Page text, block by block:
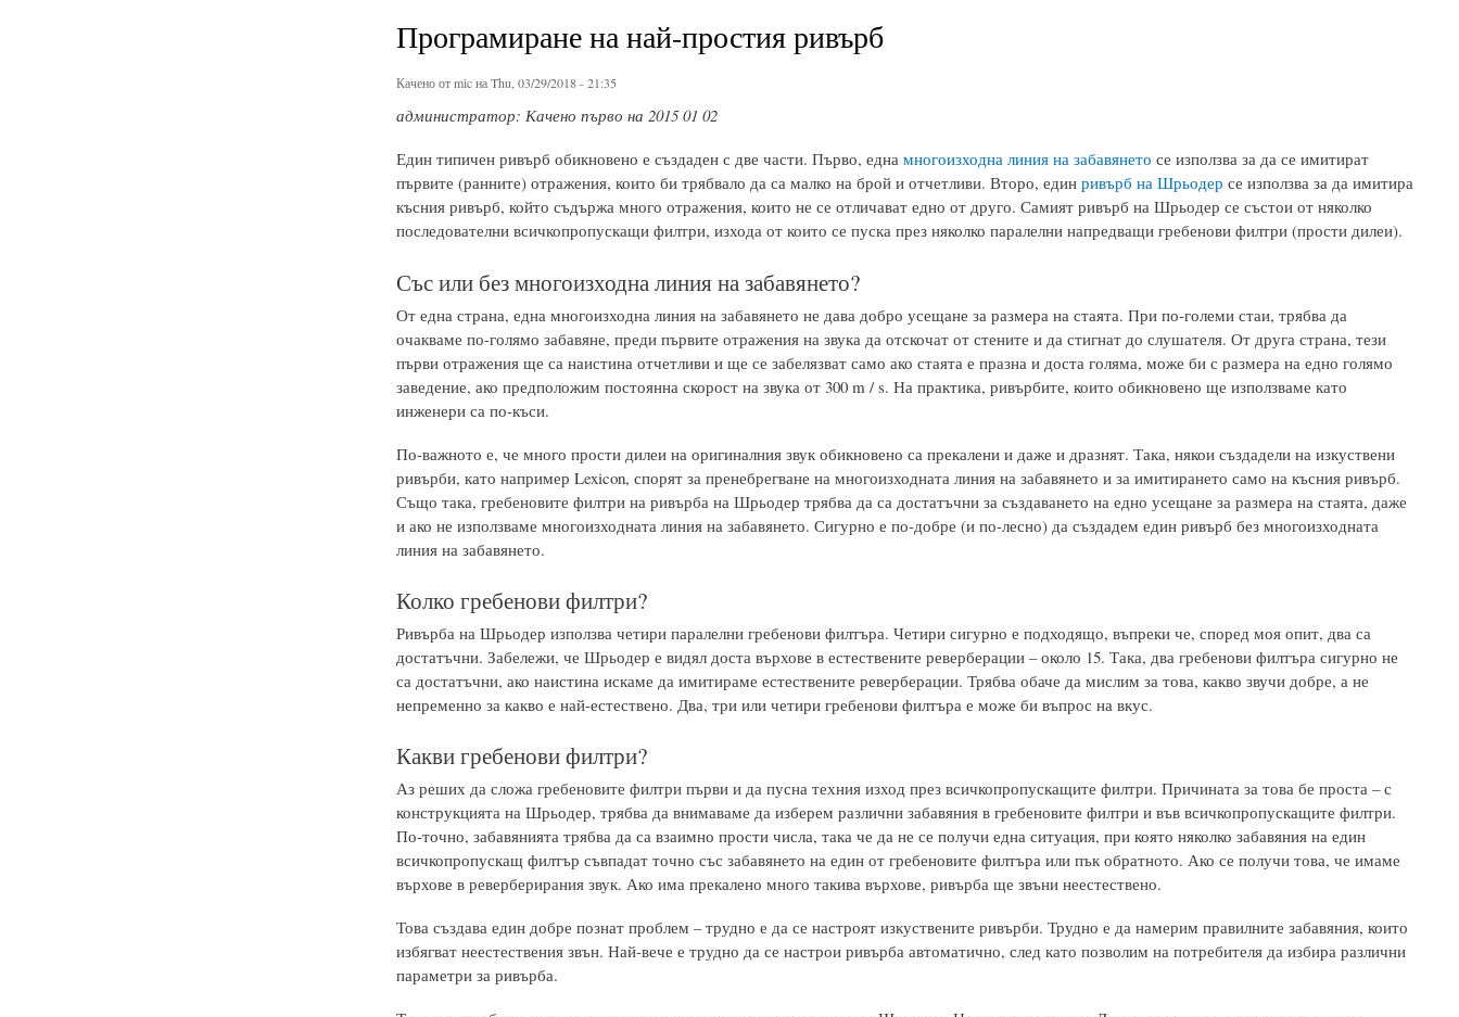
Програмиране на най-простия ривърб
Качено отmicна Thu, 03/29/2018 - 21:35
администратор: Качено първо на 2015 01 02
Един типичен ривърб обикновено е създаден с две части. Първо, една многоизходна линия на забавянето се използва за да се имитират
първите (ранните) отражения, които би трябвало да са малко на брой и отчетливи. Второ, един ривърб на Шрьодер се използва за да имитира
късния ривърб, който съдържа много отражения, които не се отличават едно от друго. Самият ривърб на Шрьодер се състои от няколко
последователни всичкопропускащи филтри, изхода от които се пуска през няколко паралелни напредващи гребенови филтри (прости дилеи).
Със или без многоизходна линия на забавянето?
От една страна, една многоизходна линия на забавянето не дава добро усещане за размера на стаята. При по-големи стаи, трябва да
очакваме по-голямо забавяне, преди първите отражения на звука да отскочат от стените и да стигнат до слушателя. От друга страна, тези
първи отражения ще са наистина отчетливи и ще се забелязват само ако стаята е празна и доста голяма, може би с размера на едно голямо
заведение, ако предположим постоянна скорост на звука от 300 m / s. На практика, ривърбите, които обикновено ще използваме като
инженери са по-къси.
По-важното е, че много прости дилеи на оригиналния звук обикновено са прекалени и даже и дразнят. Така, някои създадели на изкуствени
ривърби, като например Lexicon, спорят за пренебрегване на многоизходната линия на забавянето и за имитирането само на късния ривърб.
Също така, гребеновите филтри на ривърба на Шрьодер трябва да са достатъчни за създаването на едно усещане за размера на стаята, даже
и ако не използваме многоизходната линия на забавянето. Сигурно е по-добре (и по-лесно) да създадем един ривърб без многоизходната
линия на забавянето.
Колко гребенови филтри?
Ривърба на Шрьодер използва четири паралелни гребенови филтъра. Четири сигурно е подходящо, въпреки че, според моя опит, два са
достатъчни. Забележи, че Шрьодер е видял доста върхове в естествените реверберации – около 15. Така, два гребенови филтъра сигурно не
са достатъчни, ако наистина искаме да имитираме естествените реверберации. Трябва обаче да мислим за това, какво звучи добре, а не
непременно за какво е най-естествено. Два, три или четири гребенови филтъра е може би въпрос на вкус.
Какви гребенови филтри?
Аз реших да сложа гребеновите филтри първи и да пусна техния изход през всичкопропускащите филтри. Причината за това бе проста – с
конструкцията на Шрьодер, трябва да внимаваме да изберем различни забавяния в гребеновите филтри и във всичкопропускащите филтри.
По-точно, забавянията трябва да са взаимно прости числа, така че да не се получи една ситуация, при която няколко забавяния на един
всичкопропускащ филтър съвпадат точно със забавянето на един от гребеновите филтъра или пък обратното. Ако се получи това, че имаме
върхове в реверберирания звук. Ако има прекалено много такива върхове, ривърба ще звъни неестествено.
Това създава един добре познат проблем – трудно е да се настроят изкуствените ривърби. Трудно е да намерим правилните забавяния, които
избягват неестествения звън. Най-вече е трудно да се настрои ривърба автоматично, след като позволим на потребителя да избира различни
параметри за ривърба.